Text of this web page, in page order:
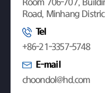
Room 706-707,
Road, Minhang
Tel
+86-21-3357-5748
E-mail
choondol@hd.com